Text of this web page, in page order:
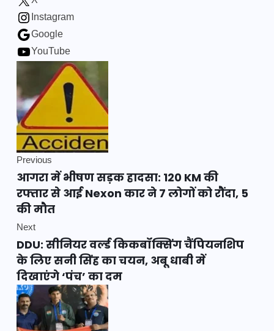
Instagram
Google
YouTube
Previous
आगरा में भीषण सड़क हादसा: 120 KM की
रफ्तार से आई Nexon कार ने 7 लोगों को रौंदा, 5
की मौत
Next
DDU: सीनियर वर्ल्ड किकबॉक्सिंग चैंपियनशिप
के लिए सनी सिंह का चयन, अबू धाबी में
दिखाएंगे ‘पंच’ का दम